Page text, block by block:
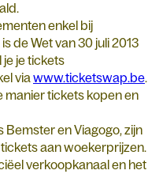
enkel bij
de Wet van 30 juli 2013
je je tickets
viawww.ticketswap.be.
manier tickets kopen en
en Viagogo, zijn
aan woekerprijzen.
verkoopkanaal en het